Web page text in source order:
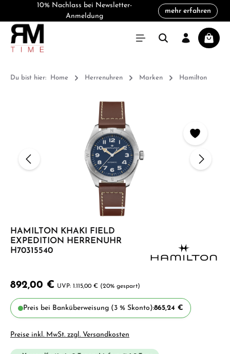
10% Nachlass bei Newsletter-
Anmeldung
mehr erfahren
Du bist hier: Home Herrenuhren Marken Hamilton
Bildergalerie überspringen
HAMILTON KHAKI FIELD
EXPEDITION HERRENUHR
H70315540
892,00 € 1.115,00 € (20% gespart)
Preis bei Banküberweisung (3 % Skonto):865,24 €
Preise inkl. MwSt. zzgl. Versandkosten